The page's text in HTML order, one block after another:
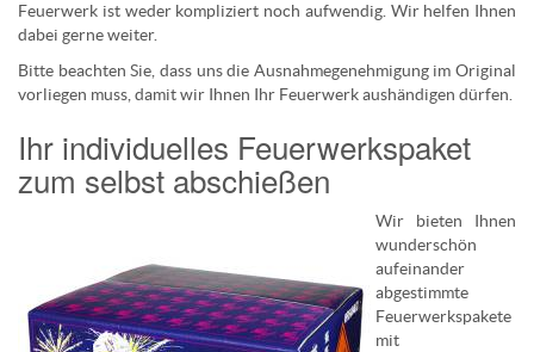
Feuerwerk ist weder kompliziert noch aufwendig. Wir helfen Ihnen
dabei gerne weiter.
Bitte beachten Sie, dass uns die Ausnahmegenehmigung im Original
vorliegen muss, damit wir Ihnen Ihr Feuerwerk aushändigen dürfen.
Ihr individuelles Feuerwerkspaket
zum selbst abschießen
Wir bieten Ihnen
wunderschön
aufeinander
abgestimmte
Feuerwerkspakete
mit